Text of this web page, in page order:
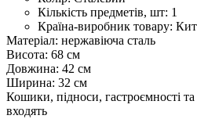
Кількість предметів, шт: 1
Країна-виробник товару:
Матеріал: нержавіюча сталь
Висота: 68 см
Довжина: 42 см
Ширина: 32 см
Кошики, підноси, гастроємності
входять